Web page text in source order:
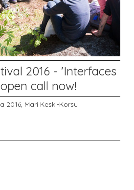
2016 - 'Interfaces
call now!
2016, Mari Keski-Korsu